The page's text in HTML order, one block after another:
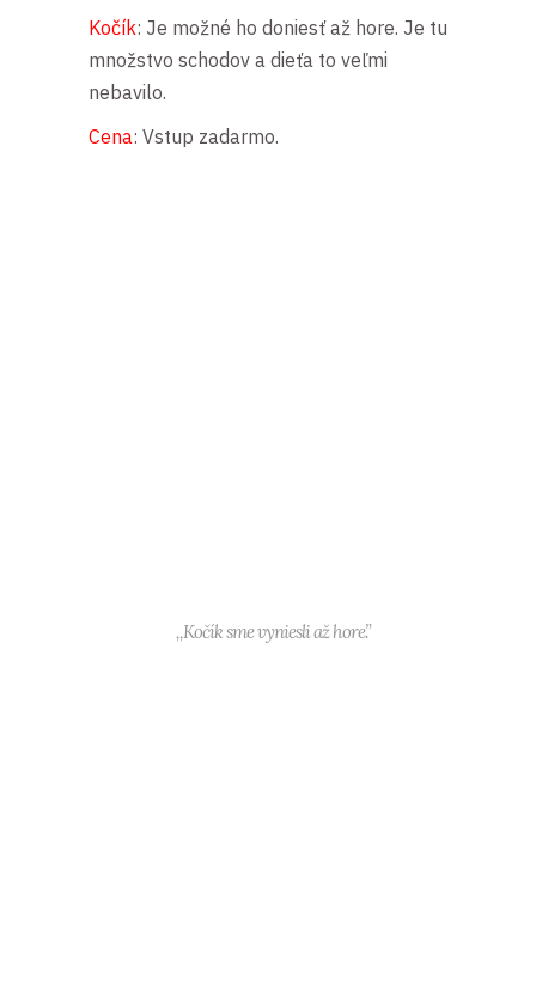
Kočík: Je možné ho doniesť až hore. Je tu
množstvo schodov a dieťa to veľmi
nebavilo.
Cena: Vstup zadarmo.
,,Kočík sme vyniesli až hore.”